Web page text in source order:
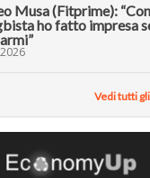
Musa (Fitprime):
ho fatto impresa
Vedi tutti